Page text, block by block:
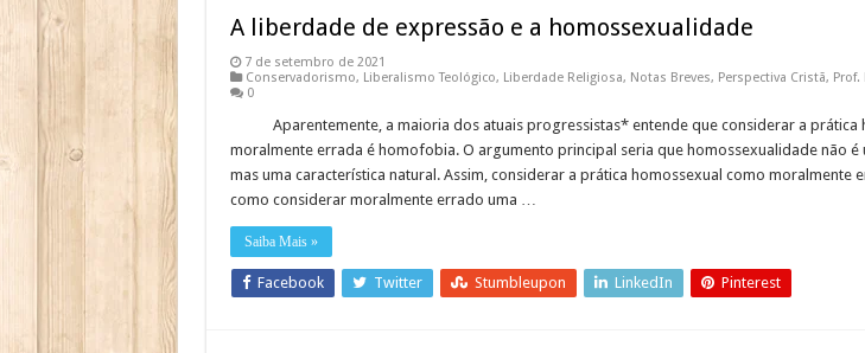
A liberdade de expressão e a homossexualidade
7 de setembro de 2021
Conservadorismo, Liberalismo Teológico, Liberdade Religiosa, Notas Breves, Perspectiva Cristã, Prof.
0
Aparentemente, a maioria dos atuais progressistas* entende que considerar a prática
moralmente errada é homofobia. O argumento principal seria que homossexualidade não é
mas uma característica natural. Assim, considerar a prática homossexual como moralmente
como considerar moralmente errado uma …
Saiba Mais »
Facebook Twitter Stumbleupon LinkedIn Pinterest